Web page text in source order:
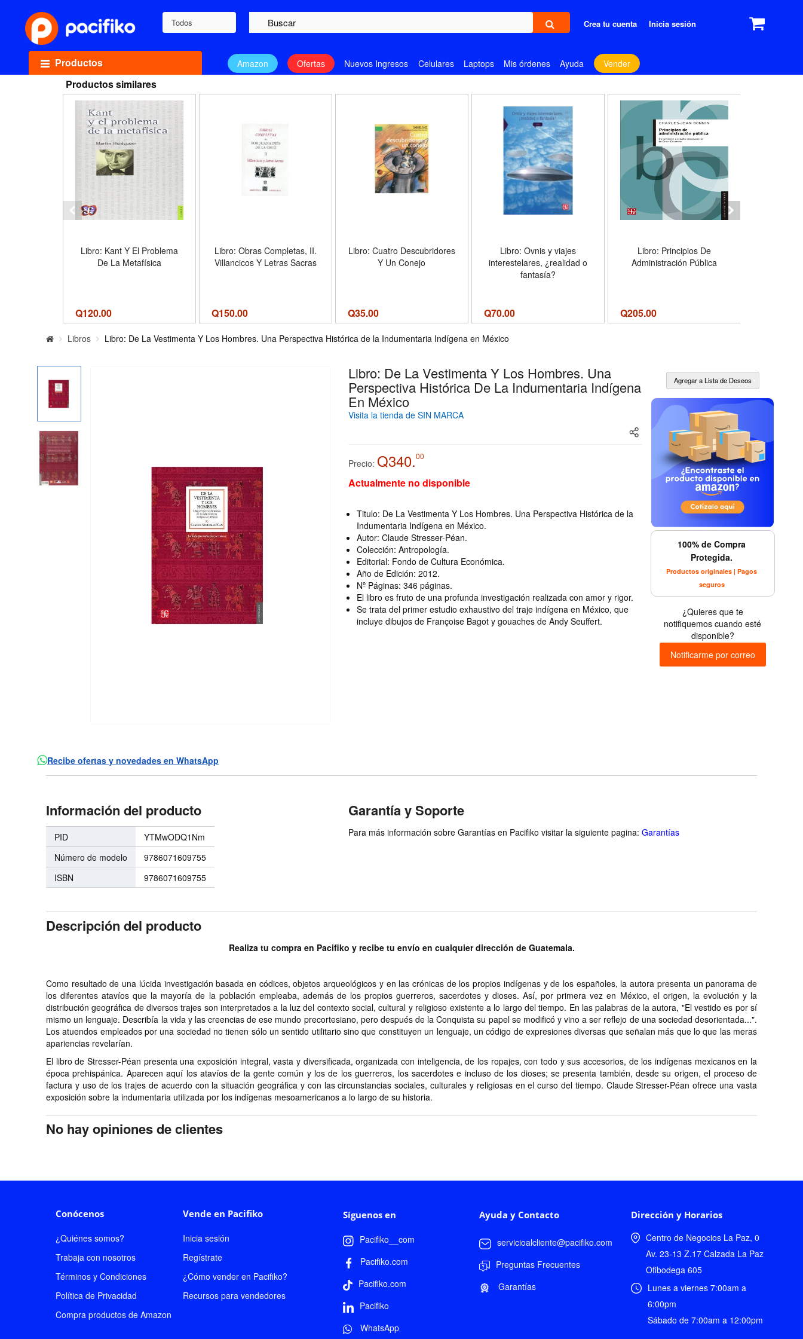
Todos Crea tu cuenta Inicia sesión
Productos Amazon Ofertas Nuevos Ingresos Celulares Laptops Mis órdenes Ayuda Vender
Productos similares
Libro: Kant Y El Problema
De La Metafísica
Q120.00
Libro: Obras Completas, II.
Villancicos Y Letras Sacras
Q150.00
Libro: Cuatro Descubridores
Y Un Conejo
Q35.00
Libro: Ovnis y viajes
interestelares, ¿realidad o
fantasía?
Q70.00
Libro: Principios De
Administración Pública
Q205.00
Libros Libro: De La Vestimenta Y Los Hombres. Una Perspectiva Histórica de la Indumentaria Indígena en México
Libro: De La Vestimenta Y Los Hombres. Una
Perspectiva Histórica De La Indumentaria Indígena
En México
Visita la tienda de SIN MARCA
Precio: Q340.00
Actualmente no disponible
Titulo: De La Vestimenta Y Los Hombres. Una Perspectiva Histórica de la
Indumentaria Indígena en México.
Autor: Claude Stresser-Péan.
Colección: Antropología.
Editorial: Fondo de Cultura Económica.
Año de Edición: 2012.
Nº Páginas: 346 páginas.
El libro es fruto de una profunda investigación realizada con amor y rigor.
Se trata del primer estudio exhaustivo del traje indígena en México, que
incluye dibujos de Françoise Bagot y gouaches de Andy Seuffert.
100% de Compra
Protegida.
Productos originales | Pagos
seguros
¿Quieres que te
notifiquemos cuando esté
disponible?
Notificarme por correo
Recibe ofertas y novedades en WhatsApp
Información del producto
PID
YTMwODQ1Nm
Número de modelo
9786071609755
ISBN
9786071609755
Garantía y Soporte
Para más información sobre Garantías en Pacifiko visitar la siguiente pagina: Garantías
Descripción del producto
Realiza tu compra en Pacifiko y recibe tu envío en cualquier dirección de Guatemala.
Como resultado de una lúcida investigación basada en códices, objetos arqueológicos y en las crónicas de los propios indígenas y de los españoles, la autora presenta un panorama de
los diferentes atavíos que la mayoría de la población empleaba, además de los propios guerreros, sacerdotes y dioses. Así, por primera vez en México, el origen, la evolución y la
distribución geográfica de diversos trajes son interpretados a la luz del contexto social, cultural y religioso existente a lo largo del tiempo. En las palabras de la autora, "El vestido es por sí
mismo un lenguaje. Describía la vida y las creencias de ese mundo precortesiano, pero después de la Conquista su papel se modificó y vino a ser reflejo de una sociedad desorientada...".
Los atuendos empleados por una sociedad no tienen sólo un sentido utilitario sino que constituyen un lenguaje, un código de expresiones diversas que señalan más que lo que las meras
apariencias revelarían.
El libro de Stresser-Péan presenta una exposición integral, vasta y diversificada, organizada con inteligencia, de los ropajes, con todo y sus accesorios, de los indígenas mexicanos en la
época prehispánica. Aparecen aquí los atavíos de la gente común y los de los guerreros, los sacerdotes e incluso de los dioses; se presenta también, desde su origen, el proceso de
factura y uso de los trajes de acuerdo con la situación geográfica y con las circunstancias sociales, culturales y religiosas en el curso del tiempo. Claude Stresser-Péan ofrece una vasta
exposición sobre la indumentaria utilizada por los indígenas mesoamericanos a lo largo de su historia.
No hay opiniones de clientes
Conócenos
¿Quiénes somos?
Trabaja con nosotros
Términos y Condiciones
Política de Privacidad
Compra productos de Amazon
Vende en Pacifiko
Inicia sesión
Regístrate
¿Cómo vender en Pacifiko?
Recursos para vendedores
Síguenos en
Pacifiko__com
Pacifiko.com
Pacifiko.com
Pacifiko
WhatsApp
Ayuda y Contacto
servicioalcliente@pacifiko.com
Preguntas Frecuentes
Garantías
Dirección y Horarios
Centro de Negocios La Paz, 0
Av. 23-13 Z.17 Calzada La Paz
Ofibodega 605
Lunes a viernes 7:00am a
6:00pm
Sábado de 7:00am a 12:00pm